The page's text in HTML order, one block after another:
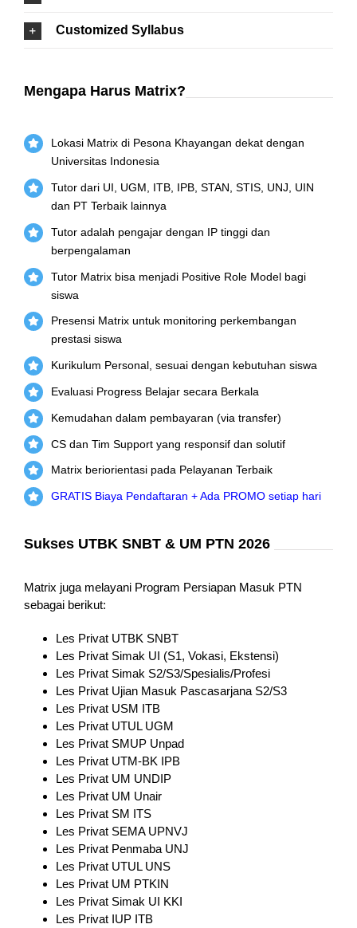
Customized Syllabus
Mengapa Harus Matrix?
Lokasi Matrix di Pesona Khayangan dekat dengan
Universitas Indonesia
Tutor dari UI, UGM, ITB, IPB, STAN, STIS, UNJ, UIN
dan PT Terbaik lainnya
Tutor adalah pengajar dengan IP tinggi dan
berpengalaman
Tutor Matrix bisa menjadi Positive Role Model bagi
siswa
Presensi Matrix untuk monitoring perkembangan
prestasi siswa
Kurikulum Personal, sesuai dengan kebutuhan siswa
Evaluasi Progress Belajar secara Berkala
Kemudahan dalam pembayaran (via transfer)
CS dan Tim Support yang responsif dan solutif
Matrix beriorientasi pada Pelayanan Terbaik
GRATIS Biaya Pendaftaran + Ada PROMO setiap hari
Sukses UTBK SNBT & UM PTN 2026
Matrix juga melayani Program Persiapan Masuk PTN
sebagai berikut:
Les Privat UTBK SNBT
Les Privat Simak UI (S1, Vokasi, Ekstensi)
Les Privat Simak S2/S3/Spesialis/Profesi
Les Privat Ujian Masuk Pascasarjana S2/S3
Les Privat USM ITB
Les Privat UTUL UGM
Les Privat SMUP Unpad
Les Privat UTM-BK IPB
Les Privat UM UNDIP
Les Privat UM Unair
Les Privat SM ITS
Les Privat SEMA UPNVJ
Les Privat Penmaba UNJ
Les Privat UTUL UNS
Les Privat UM PTKIN
Les Privat Simak UI KKI
Les Privat IUP ITB